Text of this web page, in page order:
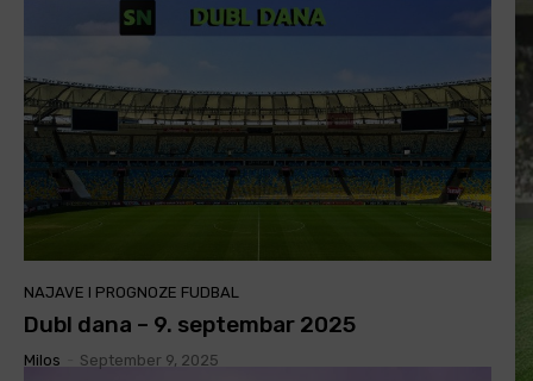
NAJAVE I PROGNOZE FUDBAL
Dubl dana – 9. septembar 2025
Milos September 9, 2025